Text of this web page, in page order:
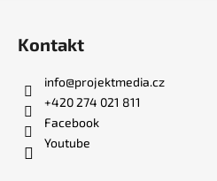
Kontakt
info@projektmedia.cz
+420 274 021 811
Facebook
Youtube